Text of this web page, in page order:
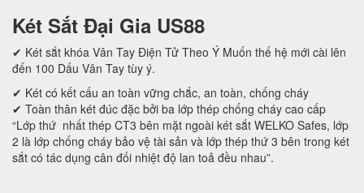
Két Sắt Đại Gia US88
✔ Két sắt khóa Vân Tay Điện Tử Theo Ý Muốn thế hệ mới cài lên
đến 100 Dấu Vân Tay tùy ý.
✔ Két có kết cấu an toàn vững chắc, an toàn, chống cháy
✔ Toàn thân két đúc đặc bởi ba lớp thép chống cháy cao cấp
“Lớp thứ nhất thép CT3 bên mặt ngoài két sắt WELKO Safes, lớp
2 là lớp chống cháy bảo vệ tài sản và lớp thép thứ 3 bên trong két
sắt có tác dụng cân đối nhiệt độ lan toả đều nhau”.